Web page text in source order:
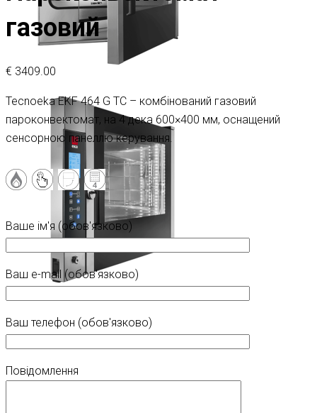
газовий
€ 3409.00
Tecnoeka EKF 464 G TC – комбінований газовий
пароконвектомат, на 4 дека 600×400 мм, оснащений
сенсорною панеллю керування.
Ваше ім'я (обов'язково)
Ваш e-mail (обов'язково)
Ваш телефон (обов'язково)
Повідомлення